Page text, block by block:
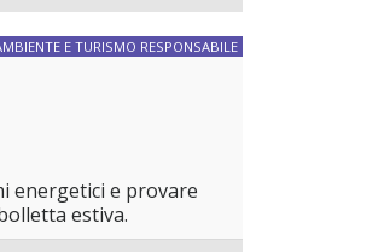
E TURISMO RESPONSABILE
energetici e provare
estiva.